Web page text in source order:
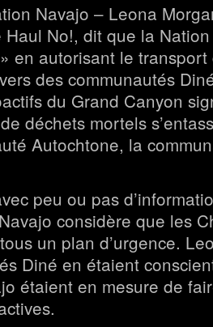
Navajo – Leona
No!, dit que la
en autorisant le
des communautés
du Grand Canyon
déchets mortels
Autochtone, la
peu ou pas
considère que les
un plan d’urgence.
Diné en étaient
étaient en mesure de